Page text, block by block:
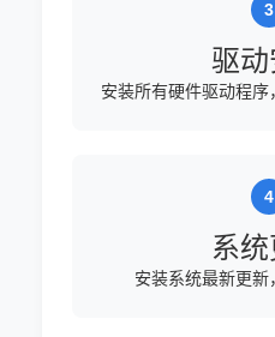
驱
安装所有硬件驱动程序
系
安装系统最新更新